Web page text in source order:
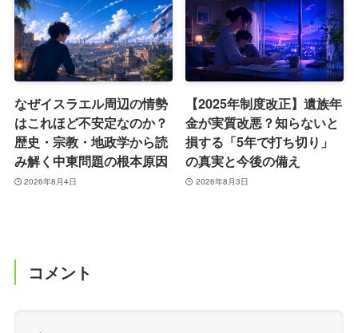
なぜイスラエル周辺の情勢
はこれほど不安定なのか？
歴史・宗教・地政学から読
み解く中東問題の根本原因
2026年8月4日
【2025年制度改正】遺族年
金が実質改悪？知らないと
損する「5年で打ち切り」
の真実と今後の備え
2026年8月3日
コメント